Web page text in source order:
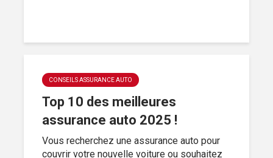
CONSEILS ASSURANCE AUTO
Top 10 des meilleures
assurance auto 2025 !
Vous recherchez une assurance auto pour
couvrir votre nouvelle voiture ou souhaitez